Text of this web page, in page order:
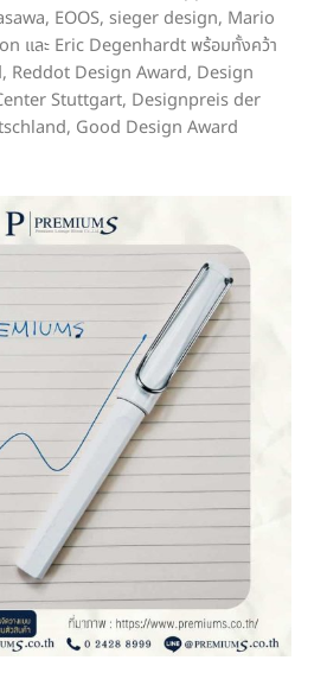
EOOS, sieger design, Mario
และ Eric Degenhardt พร้อมทั้งคว้า
Reddot Design Award, Design
Stuttgart, Designpreis der
Good Design Award